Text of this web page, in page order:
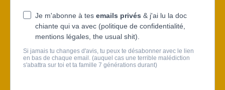
Je m'abonne à tes emails privés & j'ai lu la doc
chiante qui va avec (politique de confidentialité,
mentions légales, the usual shit).
Si jamais tu changes d'avis, tu peux te désabonner avec le lien
en bas de chaque email. (auquel cas une terrible malédiction
s'abattra sur toi et ta famille 7 générations durant)